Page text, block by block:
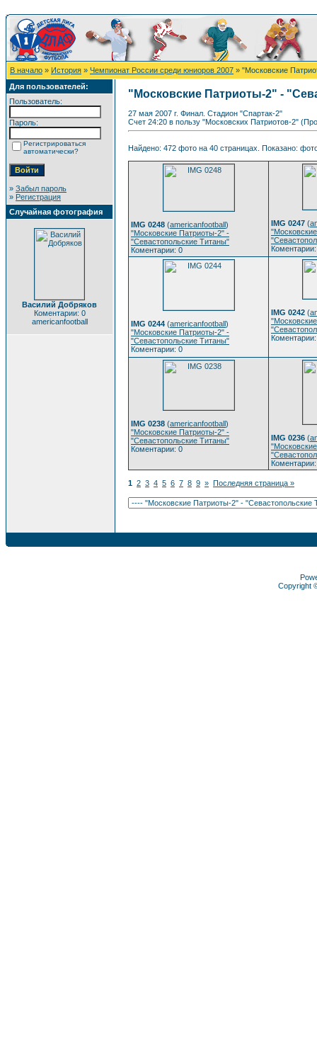
В начало » История » Чемпионат России среди юниоров 2007 » "Московские
Для пользователей:
Пользователь:
Пароль:
Регистрироваться
автоматически?
» Забыл пароль
» Регистрация
Случайная фотография
Василий Добряков
Коментарии: 0
americanfootball
"Московские Патриоты-2" -
27 мая 2007 г. Финал. Стадион "Спартак-2"
Счет 24:20 в пользу "Московских Патриотов-2"
Найдено: 472 фото на 40 страницах. Показано:
IMG 0248 (americanfootball)
"Московские Патриоты-2" -
"Севастопольские Титаны"
Коментарии: 0
IMG 0247 (
IMG 0244 (americanfootball)
"Московские Патриоты-2" -
"Севастопольские Титаны"
Коментарии: 0
IMG 0242 (
IMG 0238 (americanfootball)
"Московские Патриоты-2" -
"Севастопольские Титаны"
Коментарии: 0
IMG 0236 (
1 2 3 4 5 6 7 8 9 » Последняя страница »
Copyright